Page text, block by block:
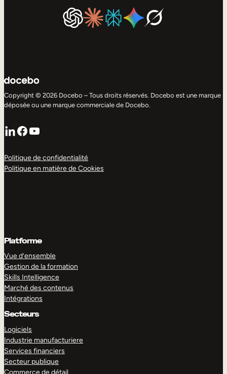
Copyright © 2026 Docebo – Tous droits réservés. Docebo est une marque
déposée ou une marque commerciale de Docebo.
LinkedIn
Facebook
YouTube
Politique de confidentialité
Politique en matière de Cookies
Platforme
Vue d’ensemble
Gestion de la formation
Skills Intelligence
Marché des contenus
Intégrations
Secteurs
Logiciels
Industrie manufacturiere
Services financiers
Secteur publique
Commerce de détail